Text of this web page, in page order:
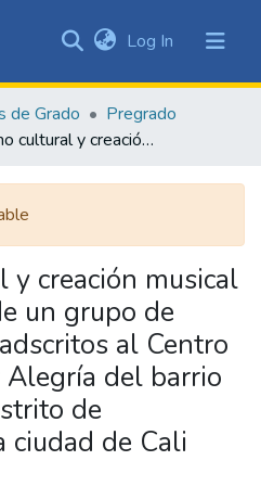
&
Collections
Statistics
Log In (current)
de Grado
Pregrado
Consumo cultural y creación musical juvenil : el caso de un grupo de jóvenes músicos adscritos al Centro Comunitario Fe y Alegría del barrio El Vallado del Distrito de Aguablanca en la ciudad de Cali
y creación musical
un grupo de
al Centro
Alegría del barrio
de
ciudad de Cali